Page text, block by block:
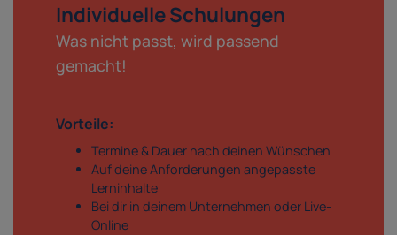
Individuelle Schulungen
Was nicht passt, wird passend
gemacht!
Vorteile:
Termine & Dauer nach deinen Wünschen
Auf deine Anforderungen angepasste
Lerninhalte
Bei dir in deinem Unternehmen oder Live-
Online